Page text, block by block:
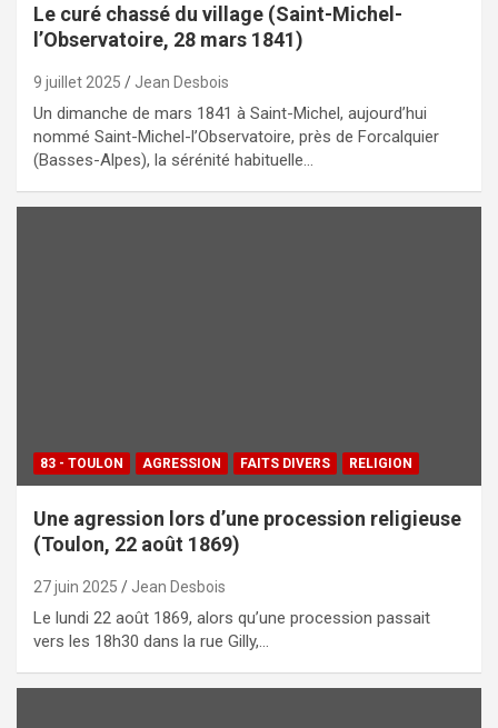
Le curé chassé du village (Saint-Michel-
l’Observatoire, 28 mars 1841)
9 juillet 2025 Jean Desbois
Un dimanche de mars 1841 à Saint-Michel, aujourd’hui
nommé Saint-Michel-l’Observatoire, près de Forcalquier
(Basses-Alpes), la sérénité habituelle…
83 - TOULON AGRESSION FAITS DIVERS RELIGION
Une agression lors d’une procession religieuse
(Toulon, 22 août 1869)
27 juin 2025 Jean Desbois
Le lundi 22 août 1869, alors qu’une procession passait
vers les 18h30 dans la rue Gilly,…